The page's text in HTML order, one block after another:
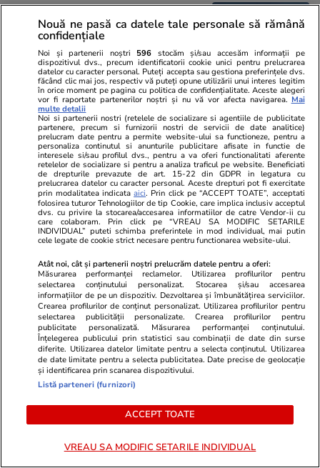
Trei bărbați, de origine română
și albaneză, prinși cu peste 111
kilograme de cocaină și 19.000
euro ascunși în cabina unui TIR,
în Italia
Știri România 16 iul.
Doi tineri din București plecați
în excursie pe Transalpina au
dispărut: nu au mai ajuns la
pensiunea la care trebuiau să
fie cazați
06:48
Bilanțul unui an de stabilitate
guvernamentală (în sărăcie)
Fundament pentru un nou
Nouă ne pasă ca datele tale personale să rămână
confidențiale
Noi și partenerii noștri 596 stocăm și/sau accesăm informații pe
dispozitivul dvs., precum identificatorii cookie unici pentru prelucrarea
datelor cu caracter personal. Puteți accepta sau gestiona preferințele dvs.
făcând clic mai jos, respectiv vă puteți opune utilizării unui interes legitim
în orice moment pe pagina cu politica de confidențialitate. Aceste alegeri
vor fi raportate partenerilor noștri și nu vă vor afecta navigarea. Mai
multe detalii
Noi si partenerii nostri (retelele de socializare si agentiile de publicitate
partenere, precum si furnizorii nostri de servicii de date analitice)
prelucram date pentru a permite website-ului sa functioneze, pentru a
personaliza continutul si anunturile publicitare afisate in functie de
interesele si/sau profilul dvs., pentru a va oferi functionalitati aferente
retelelor de socializare si pentru a analiza traficul pe website. Beneficiati
de drepturile prevazute de art. 15-22 din GDPR in legatura cu
prelucrarea datelor cu caracter personal. Aceste drepturi pot fi exercitate
prin modalitatea indicataaici. Prin click pe “ACCEPT TOATE”, acceptati
folosirea tuturor Tehnologiilor de tip Cookie, care implica inclusiv acceptul
dvs. cu privire la stocarea/accesarea informatiilor de catre Vendor-ii cu
care colaboram. Prin click pe “VREAU SA MODIFIC SETARILE
INDIVIDUAL” puteti schimba preferintele in mod individual, mai putin
cele legate de cookie strict necesare pentru functionarea website-ului.
Atât noi, cât și partenerii noștri prelucrăm datele pentru a oferi:
Măsurarea performanței reclamelor. Utilizarea profilurilor pentru
selectarea conținutului personalizat. Stocarea și/sau accesarea
informațiilor de pe un dispozitiv. Dezvoltarea și îmbunătățirea serviciilor.
Crearea profilurilor de conținut personalizat. Utilizarea profilurilor pentru
selectarea publicității personalizate. Crearea profilurilor pentru
publicitate personalizată. Măsurarea performanței conținutului.
Înțelegerea publicului prin statistici sau combinații de date din surse
diferite. Utilizarea datelor limitate pentru a selecta conținutul. Utilizarea
de date limitate pentru a selecta publicitatea. Date precise de geolocație
și identificarea prin scanarea dispozitivului.
Listă parteneri (furnizori)
ACCEPT TOATE
VREAU SA MODIFIC SETARILE INDIVIDUAL